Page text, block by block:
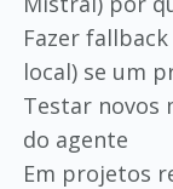
Fazer
local) se um
Testar novos
do agente
Em projetos